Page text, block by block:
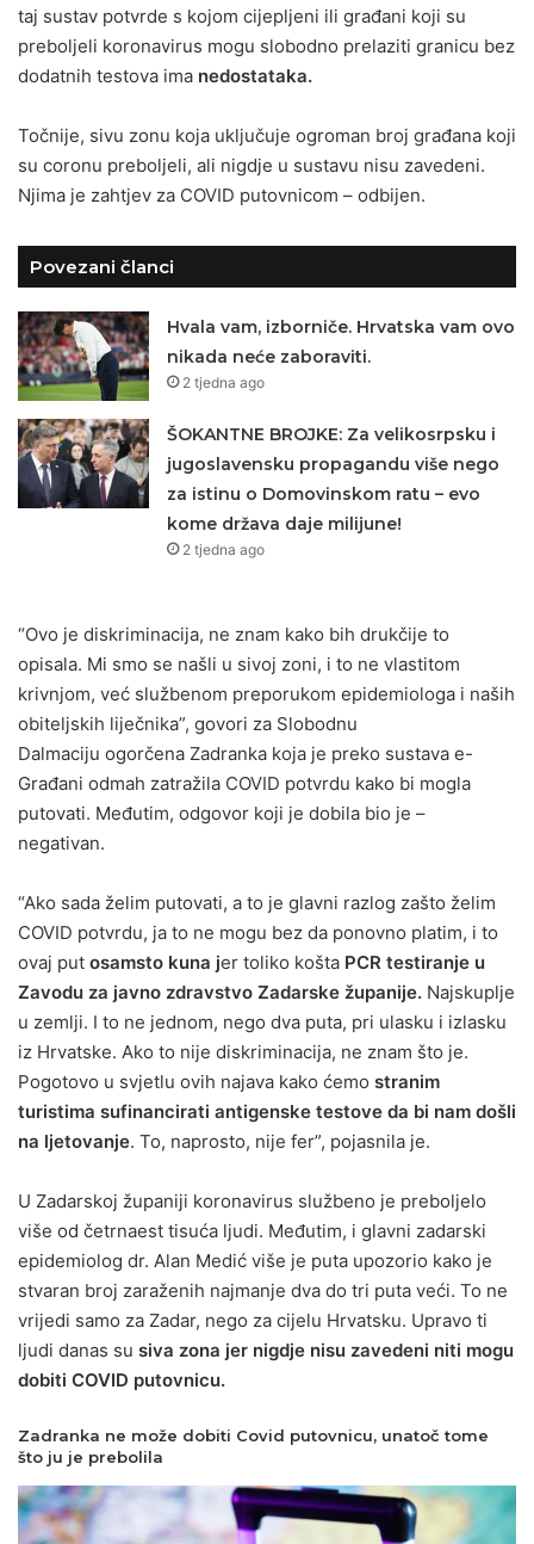
taj sustav potvrde s kojom cijepljeni ili građani koji su
preboljeli koronavirus mogu slobodno prelaziti granicu bez
dodatnih testova ima nedostataka.
Točnije, sivu zonu koja uključuje ogroman broj građana koji
su coronu preboljeli, ali nigdje u sustavu nisu zavedeni.
Njima je zahtjev za COVID putovnicom – odbijen.
Povezani članci
Hvala vam, izborniče. Hrvatska vam ovo
nikada neće zaboraviti.
2 tjedna ago
ŠOKANTNE BROJKE: Za velikosrpsku i
jugoslavensku propagandu više nego
za istinu o Domovinskom ratu – evo
kome država daje milijune!
2 tjedna ago
“Ovo je diskriminacija, ne znam kako bih drukčije to
opisala. Mi smo se našli u sivoj zoni, i to ne vlastitom
krivnjom, već službenom preporukom epidemiologa i naših
obiteljskih liječnika”, govori za Slobodnu
Dalmaciju ogorčena Zadranka koja je preko sustava e-
Građani odmah zatražila COVID potvrdu kako bi mogla
putovati. Međutim, odgovor koji je dobila bio je –
negativan.
“Ako sada želim putovati, a to je glavni razlog zašto želim
COVID potvrdu, ja to ne mogu bez da ponovno platim, i to
ovaj put osamsto kuna jer toliko košta PCR testiranje u
Zavodu za javno zdravstvo Zadarske županije. Najskuplje
u zemlji. I to ne jednom, nego dva puta, pri ulasku i izlasku
iz Hrvatske. Ako to nije diskriminacija, ne znam što je.
Pogotovo u svjetlu ovih najava kako ćemo stranim
turistima sufinancirati antigenske testove da bi nam došli
na ljetovanje. To, naprosto, nije fer”, pojasnila je.
U Zadarskoj županiji koronavirus službeno je preboljelo
više od četrnaest tisuća ljudi. Međutim, i glavni zadarski
epidemiolog dr. Alan Medić više je puta upozorio kako je
stvaran broj zaraženih najmanje dva do tri puta veći. To ne
vrijedi samo za Zadar, nego za cijelu Hrvatsku. Upravo ti
ljudi danas su siva zona jer nigdje nisu zavedeni niti mogu
dobiti COVID putovnicu.
Zadranka ne može dobiti Covid putovnicu, unatoč tome
što ju je prebolila